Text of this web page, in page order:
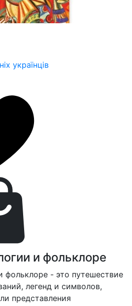
українців
и фольклоре
фольклоре - это путешествие
легенд и символов,
представления